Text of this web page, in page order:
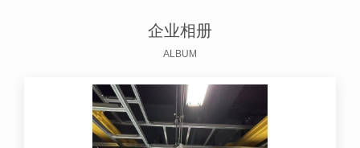
企业相册
ALBUM